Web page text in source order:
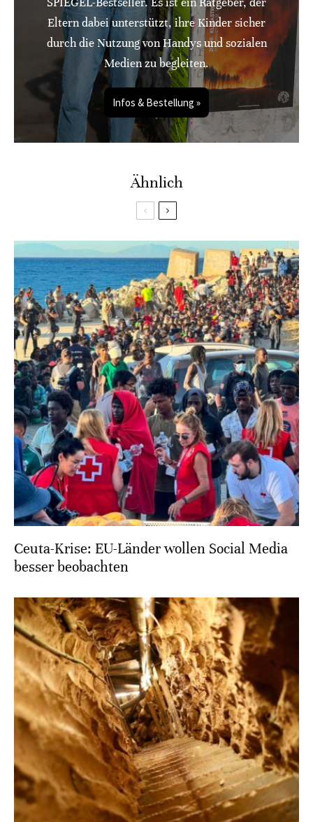
Eltern dabei unterstützt, ihre Kinder sicher
durch die Nutzung von Handys und sozialen
Medien zu begleiten.
Infos & Bestellung »
Ähnlich
Ceuta-Krise: EU-Länder wollen Social Media
besser beobachten